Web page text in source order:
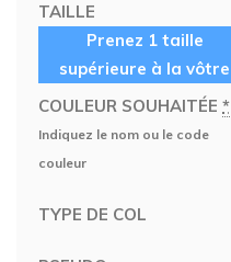
TAILLE
Prenez 1 taille
supérieure à la vôtre
COULEUR SOUHAITÉE *
Indiquez le nom ou le code
couleur
TYPE DE COL